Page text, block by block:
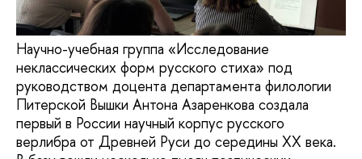
Научно-учебная группа «Исследование
неклассических форм русского стиха» под
руководством доцента департамента филологии
Питерской Вышки Антона Азаренкова создала
первый в России научный корпус русского
верлибра от Древней Руси до середины XX века.